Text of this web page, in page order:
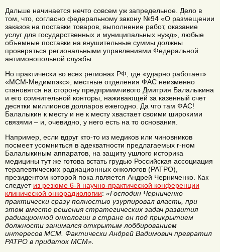
Дальше начинается нечто совсем уж запредельное. Дело в
том, что, согласно федеральному закону №94 «О размещении
заказов на поставки товаров, выполнение работ, оказание
услуг для государственных и муниципальных нужд», любые
объемные поставки на внушительные суммы должны
проверяться региональными управлениями Федеральной
антимонопольной службы.
Но практически во всех регионах РФ, где «ударно работает»
«МСМ-Медимпэкс», местные отделения ФАС неизменно
становятся на сторону предприимчивого Дмитрия Балалыкина
и его сомнительной конторы, наживающей за казенный счет
десятки миллионов долларов ежегодно. Да что там ФАС!
Балалыкин к месту и не к месту хвастает своими широкими
связями – и, очевидно, у него есть на то основания.
Например, если вдруг кто-то из медиков или чиновников
посмеет усомниться в адекватности предлагаемых г-ном
Балалыкиным аппаратов, на защиту ушлого историка
медицины тут же готова встать грудью Российская ассоциация
терапевтических радиационных онкологов (РАТРО),
президентом которой пока является Андрей Черниченко. Как
следует из резюме 6-й научно-практической конференции
клинической онкорадиологии: «Господин Черниченко
практически сразу полностью узурпировал власть, при
этом вместо решения стратегических задач развития
радиационной онкологии в стране он под прикрытием
должности занимался открытым лоббированием
интересов МСМ. Фактически Андрей Вадимович превратил
РАТРО в придаток МСМ».